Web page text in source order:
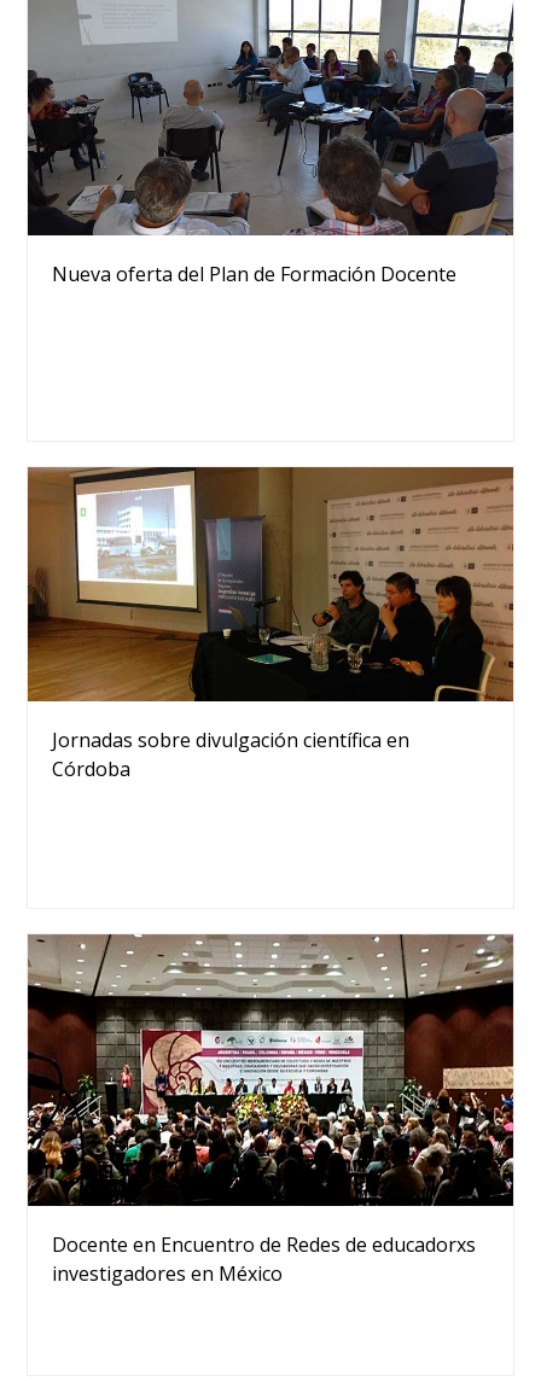
Nueva oferta del Plan de Formación Docente
Jornadas sobre divulgación científica en
Córdoba
Docente en Encuentro de Redes de educadorxs
investigadores en México